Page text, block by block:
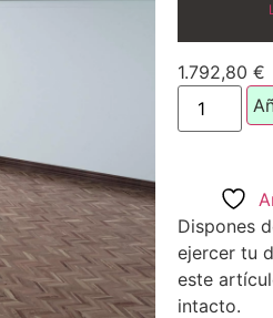
1.792,80 €
Dispones
ejercer tu
este
intacto.